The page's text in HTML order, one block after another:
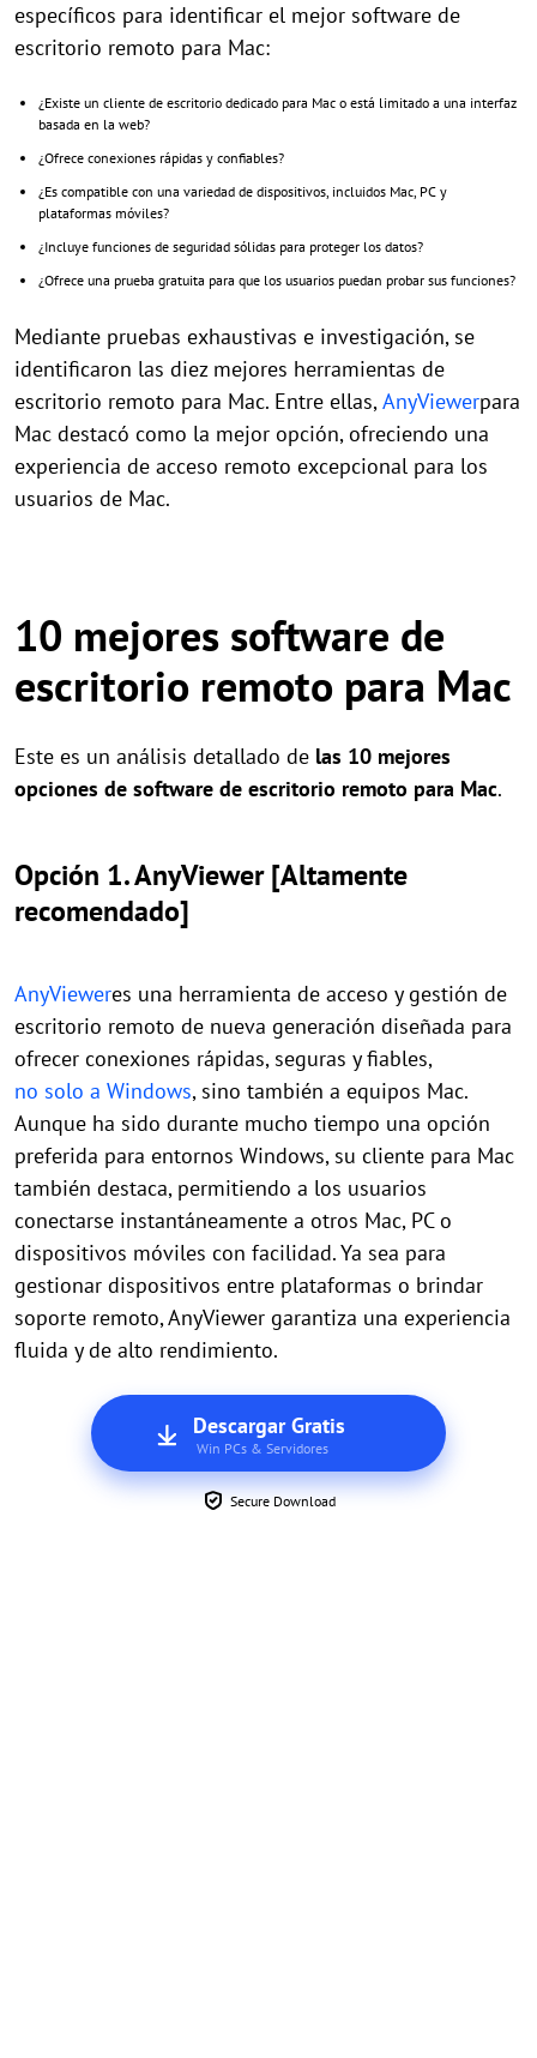
específicos para identificar el mejor software de
escritorio remoto para Mac:
¿Existe un cliente de escritorio dedicado para Mac o está limitado a una interfaz
basada en la web?
¿Ofrece conexiones rápidas y confiables?
¿Es compatible con una variedad de dispositivos, incluidos Mac, PC y
plataformas móviles?
¿Incluye funciones de seguridad sólidas para proteger los datos?
¿Ofrece una prueba gratuita para que los usuarios puedan probar sus funciones?
Mediante pruebas exhaustivas e investigación, se
identificaron las diez mejores herramientas de
escritorio remoto para Mac. Entre ellas,AnyViewerpara
Mac destacó como la mejor opción, ofreciendo una
experiencia de acceso remoto excepcional para los
usuarios de Mac.
10 mejores software de
escritorio remoto para Mac
Este es un análisis detallado de las 10 mejores
opciones de software de escritorio remoto para Mac.
Opción 1. AnyViewer [Altamente
recomendado]
AnyVieweres una herramienta de acceso y gestión de
escritorio remoto de nueva generación diseñada para
ofrecer conexiones rápidas, seguras y fiables,
no solo a Windows, sino también a equipos Mac.
Aunque ha sido durante mucho tiempo una opción
preferida para entornos Windows, su cliente para Mac
también destaca, permitiendo a los usuarios
conectarse instantáneamente a otros Mac, PC o
dispositivos móviles con facilidad. Ya sea para
gestionar dispositivos entre plataformas o brindar
soporte remoto, AnyViewer garantiza una experiencia
fluida y de alto rendimiento.
Descargar Gratis
Win PCs & Servidores
Secure Download